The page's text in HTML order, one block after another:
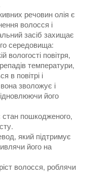
речовин олія є
волосся і
засіб захищає
середовища:
вологості повітря,
температури,
в повітрі і
зволожує і
його
стан пошкодженого,
який підтримує
його на
волосся, роблячи